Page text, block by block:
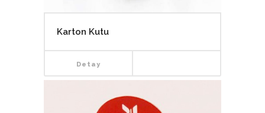
Karton Kutu
Detay